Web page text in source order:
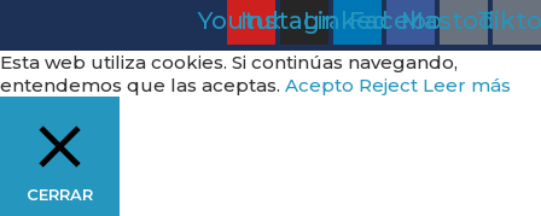
Youtube
Instagram
Linkedin
Facebook
Mastodon
Esta web utiliza cookies. Si continúas navegando,
entendemos que las aceptas. Acepto Reject Leer más
CERRAR